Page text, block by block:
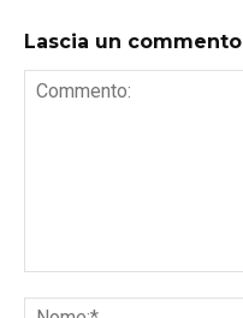
Lascia un commento